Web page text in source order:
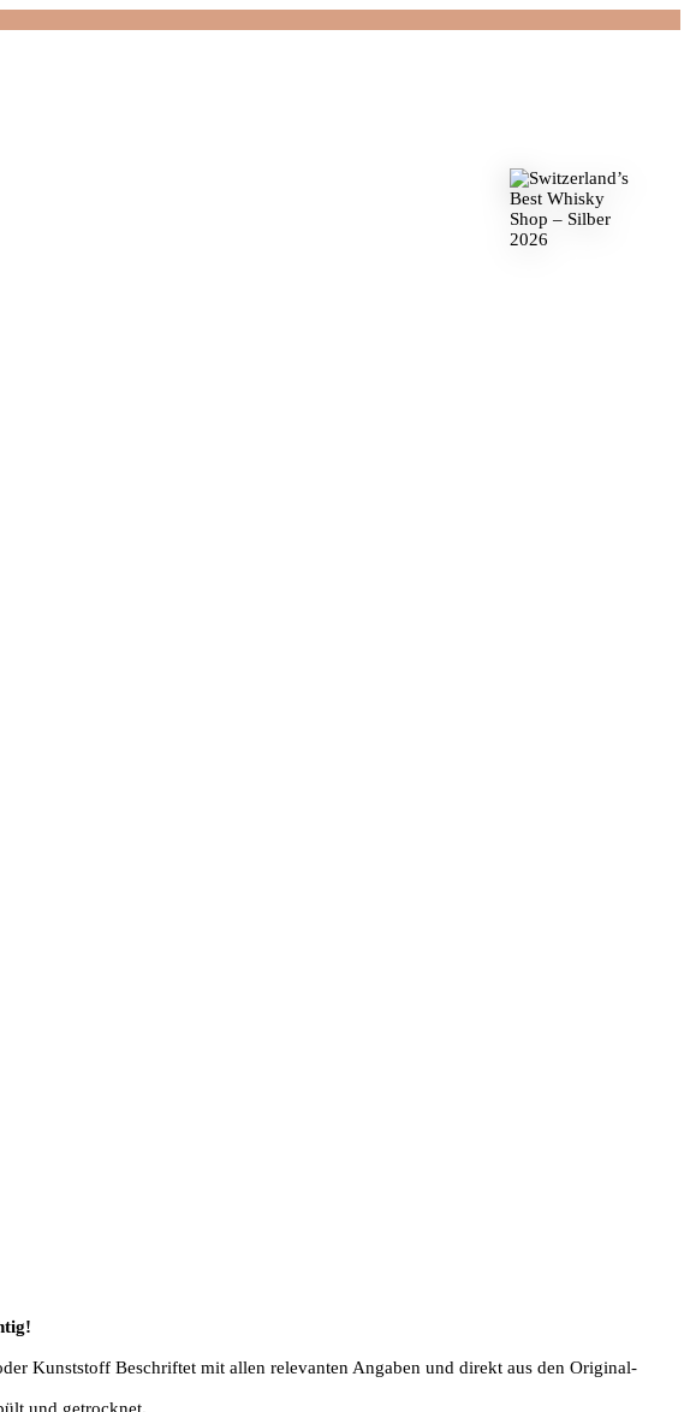
Kunststoff Beschriftet mit allen relevanten Angaben und direkt aus den Original-